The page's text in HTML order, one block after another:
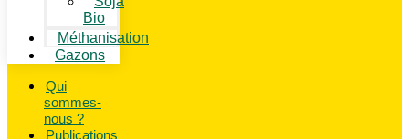
Bio
Méthanisation
Gazons
Qui
sommes-
nous ?
Publications